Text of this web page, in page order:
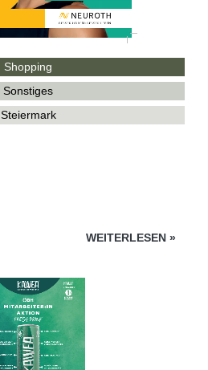
Shopping
Sonstiges
Steiermark
WEITERLESEN »